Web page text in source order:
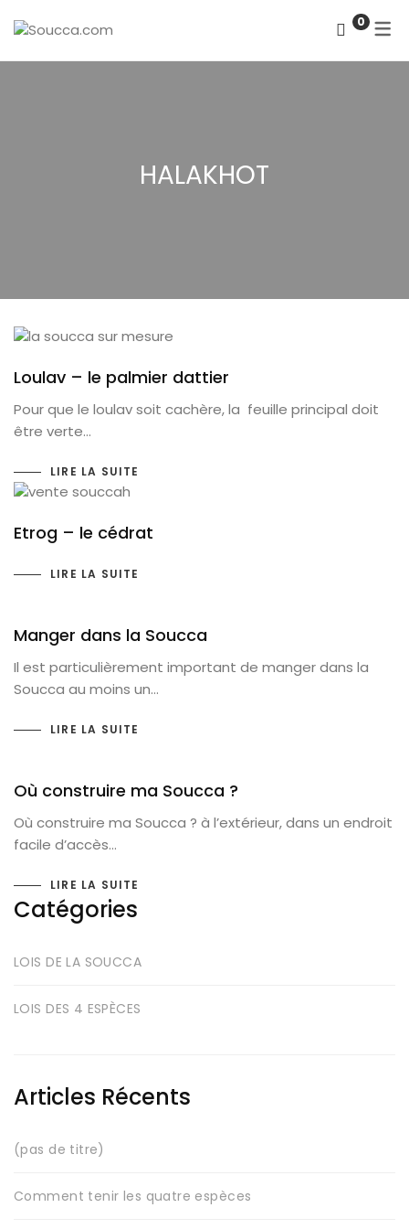
HALAKHOT DE LA SOUCCA
0
HALAKHOT
Loulav – le palmier dattier
Pour que le loulav soit cachère, la feuille principal doit
être verte…
LIRE LA SUITE
Etrog – le cédrat
LIRE LA SUITE
Manger dans la Soucca
Il est particulièrement important de manger dans la
Soucca au moins un…
LIRE LA SUITE
Où construire ma Soucca ?
Où construire ma Soucca ? à l’extérieur, dans un endroit
facile d’accès…
LIRE LA SUITE
Catégories
LOIS DE LA SOUCCA
LOIS DES 4 ESPÈCES
Articles Récents
(pas de titre)
Comment tenir les quatre espèces